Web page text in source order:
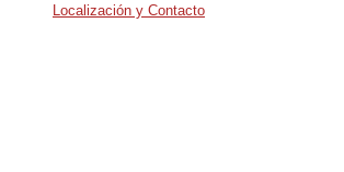
Localización y Contacto